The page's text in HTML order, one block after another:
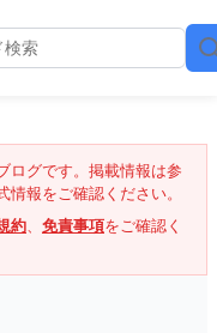
ログです。掲載情報は参
報をご確認ください。
約、 免責事項をご確認く